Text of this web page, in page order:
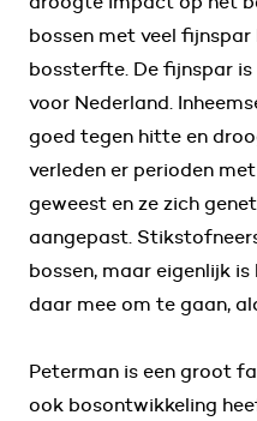
bossen met veel
bossterfte. De fijnspar
voor Nederland.
goed tegen hitte en
verleden er perioden
geweest en ze zich
aangepast.
bossen, maar eigenlijk
daar mee om te gaan,
Peterman is een groot
ook bosontwikkeling